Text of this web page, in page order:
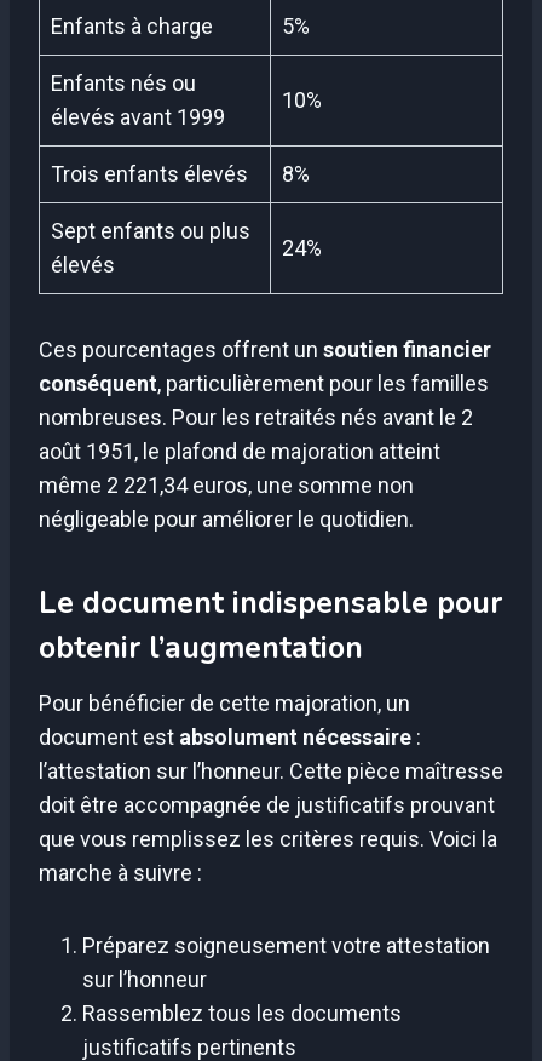
Enfants à charge 5%
Enfants nés ou
élevés avant 1999
10%
Trois enfants élevés 8%
Sept enfants ou plus
élevés
24%
Ces pourcentages offrent un soutien financier
conséquent, particulièrement pour les familles
nombreuses. Pour les retraités nés avant le 2
août 1951, le plafond de majoration atteint
même 2 221,34 euros, une somme non
négligeable pour améliorer le quotidien.
Le document indispensable pour
obtenir l’augmentation
Pour bénéficier de cette majoration, un
document est absolument nécessaire :
l’attestation sur l’honneur. Cette pièce maîtresse
doit être accompagnée de justificatifs prouvant
que vous remplissez les critères requis. Voici la
marche à suivre :
Préparez soigneusement votre attestation
sur l’honneur
Rassemblez tous les documents
justificatifs pertinents